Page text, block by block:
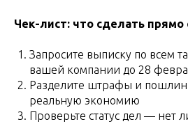
Чек-лист: что сделать прямо
Запросите выписку по всем
вашей компании до 28
Разделите штрафы и
реальную экономию
Проверьте статус дел — нет